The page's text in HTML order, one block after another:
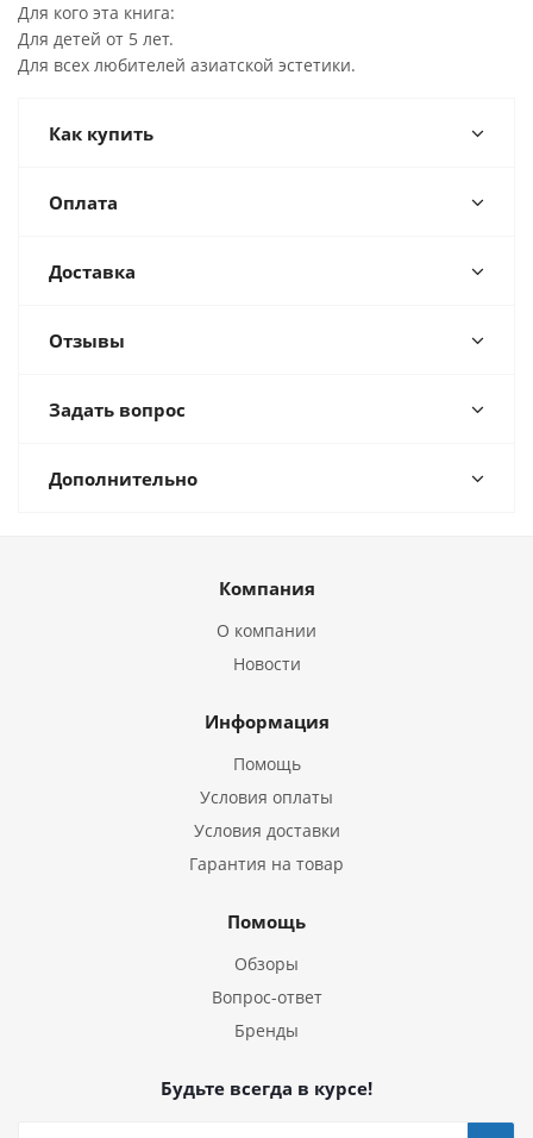
Для кого эта книга:
Для детей от 5 лет.
Для всех любителей азиатской эстетики.
Как купить
Оплата
Доставка
Отзывы
Задать вопрос
Дополнительно
Компания
О компании
Новости
Информация
Помощь
Условия оплаты
Условия доставки
Гарантия на товар
Помощь
Обзоры
Вопрос-ответ
Бренды
Будьте всегда в курсе!